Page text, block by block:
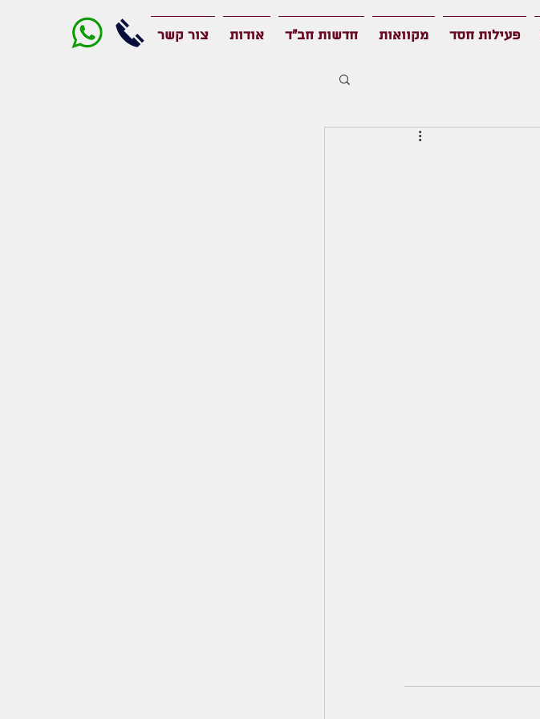
פעילות חסד מקוואות חדשות חב"ד אודות צור קשר